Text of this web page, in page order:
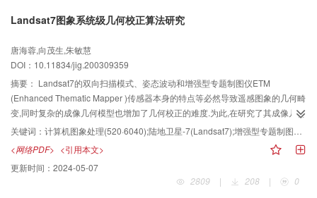
Landsat7图象系统级几何校正算法研究
唐海蓉,向茂生,朱敏慧
DOI：10.11834/jig.200309359
摘要： Landsat7的双向扫描模式、姿态波动和增强型专题制图仪ETM
(Enhanced Thematic Mapper )传感器本身的特点等必然导致遥感图象的几何畸
变,同时复杂的成像几何模型也增加了几何校正的难度.为此,在研究了其成像几何
模型,分析了影响畸变的因素后,给出了完整的系统级几何校正算法,包括视线产生
和投影、姿态合成和重采样等,并对重采样中的间隙插值和延迟进行了深入分析,
采用了简化方法.实验结果表明,校正后图象的定位精度、变形度和行间相关度达
到了系统级几何校正的要求,验证了算法在保证速度的前提下,具有较高的正确性.
关键词： 计算机图象处理(520·6040);陆地卫星-7(Landsat7);增强型专题制图仪;系统级几何校正;视线;间隙;延迟;重采样
<网络PDF> <引用本文>
更新时间： 2024-05-07
2809
| 208 | 0